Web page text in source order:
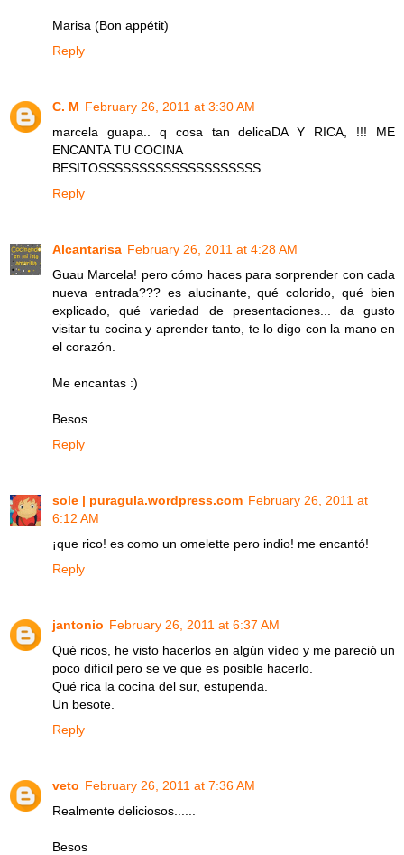
Marisa (Bon appétit)
Reply
C. M February 26, 2011 at 3:30 AM
marcela guapa.. q cosa tan delicaDA Y RICA, !!! ME
ENCANTA TU COCINA
BESITOSSSSSSSSSSSSSSSSSSSS
Reply
Alcantarisa February 26, 2011 at 4:28 AM
Guau Marcela! pero cómo haces para sorprender con cada
nueva entrada??? es alucinante, qué colorido, qué bien
explicado, qué variedad de presentaciones... da gusto
visitar tu cocina y aprender tanto, te lo digo con la mano en
el corazón.
Me encantas :)
Besos.
Reply
sole | puragula.wordpress.com February 26, 2011 at
6:12 AM
¡que rico! es como un omelette pero indio! me encantó!
Reply
jantonio February 26, 2011 at 6:37 AM
Qué ricos, he visto hacerlos en algún vídeo y me pareció un
poco difícil pero se ve que es posible hacerlo.
Qué rica la cocina del sur, estupenda.
Un besote.
Reply
veto February 26, 2011 at 7:36 AM
Realmente deliciosos......
Besos